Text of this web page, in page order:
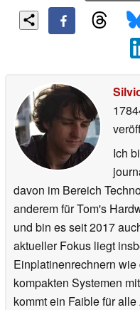
Ich
davon im Bereich
anderem für Tom's
und bin es seit 2017
aktueller Fokus liegt
Einplatinenrechnern
kompakten Systemen
kommt ein Faible für